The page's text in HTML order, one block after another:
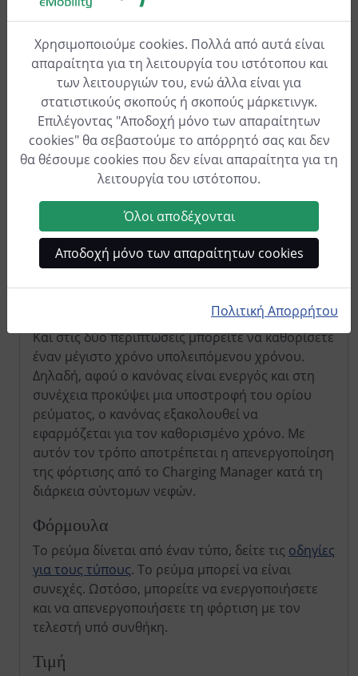
Ηλιακά ελεγχόμενη φόρτιση
Κανόνας 1: Ηλιακή ενέργεια, 8,5 A(8500mA)
ηλιακή ενέργεια, "Παραγωγή μείον ισχύς"1500,
οπότε φορτίζετε όταν είναι διαθέσιμη
τουλάχιστον 8,5 A (8500 mA) ηλιακή ενέργεια,
αλλά αφήνετε πάντα 1,5 A (1500 mA) για το
υπόλοιπο νοικοκυριό.
Κανόνας 2: Ηλιακή, όριο ρεύματος εκκίνησης: 6,5
υπάρχον πλεόνασμα από μια τροφοδοσία 6,5 A.
Και στις δύο περιπτώσεις μπορείτε να καθορίσετε
έναν μέγιστο χρόνο υπολειπόμενου χρόνου.
Δηλαδή, αφού ο κανόνας είναι ενεργός και στη
συνέχεια προκύψει μια υποστροφή του ορίου
ρεύματος, ο κανόνας εξακολουθεί να
εφαρμόζεται για τον καθορισμένο χρόνο. Με
αυτόν τον τρόπο αποτρέπεται η απενεργοποίηση
της φόρτισης από το Charging Manager κατά τη
διάρκεια σύντομων νεφών.
Φόρμουλα
Το ρεύμα δίνεται από έναν τύπο, δείτε τις οδηγίες
για τους τύπους. Το ρεύμα μπορεί να είναι
συνεχές. Ωστόσο, μπορείτε να ενεργοποιήσετε
και να απενεργοποιήσετε τη φόρτιση με τον
τελεστή υπό συνθήκη.
Τιμή
Χρησιμοποιούμε cookies. Πολλά από αυτά είναι
απαραίτητα για τη λειτουργία του ιστότοπου και
των λειτουργιών του, ενώ άλλα είναι για
στατιστικούς σκοπούς ή σκοπούς μάρκετινγκ.
Επιλέγοντας "Αποδοχή μόνο των απαραίτητων
cookies" θα σεβαστούμε το απόρρητό σας και δεν
θα θέσουμε cookies που δεν είναι απαραίτητα για τη
λειτουργία του ιστότοπου.
Όλοι αποδέχονται
Αποδοχή μόνο των απαραίτητων cookies
Πολιτική Απορρήτου